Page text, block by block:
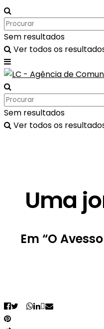
Sem resultados
Ver todos os
Sem resultados
Ver todos os
Uma
Em “O